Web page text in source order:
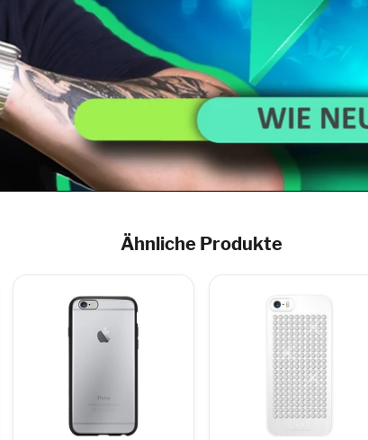
Ähnliche Produkte